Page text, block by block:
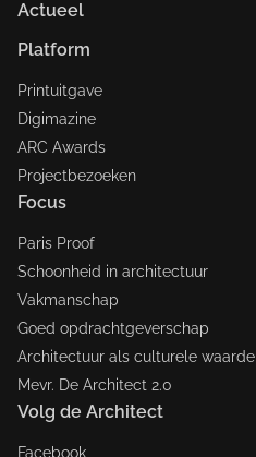
Actueel
Platform
Printuitgave
Digimazine
ARC Awards
Projectbezoeken
Focus
Paris Proof
Schoonheid in architectuur
Vakmanschap
Goed opdrachtgeverschap
Architectuur als culturele waarde
Mevr. De Architect 2.0
Volg de Architect
Facebook